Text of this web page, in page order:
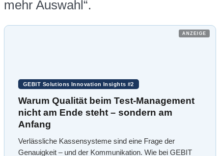
mehr Auswahl“.
GEBIT Solutions Innovation Insights #2
Warum Qualität beim Test-Management
nicht am Ende steht – sondern am
Anfang
Verlässliche Kassensysteme sind eine Frage der
Genauigkeit – und der Kommunikation. Wie bei GEBIT
ANZEIGE